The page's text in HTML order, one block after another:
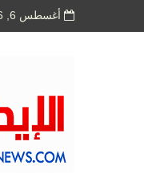
أغسطس 6, 2026